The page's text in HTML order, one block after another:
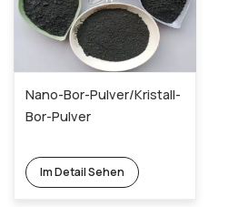
Nano-Bor-Pulver/Kristall-
Bor-Pulver
Im Detail Sehen